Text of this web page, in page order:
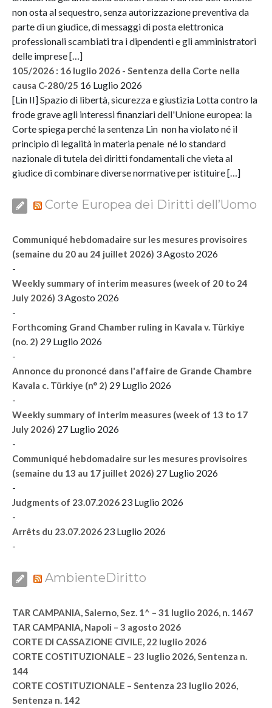
non osta al sequestro, senza autorizzazione preventiva da
parte di un giudice, di messaggi di posta elettronica
professionali scambiati tra i dipendenti e gli amministratori
delle imprese […]
105/2026 : 16 luglio 2026 - Sentenza della Corte nella
causa C-280/25 16 Luglio 2026
[Lin II] Spazio di libertà, sicurezza e giustizia Lotta contro la
frode grave agli interessi finanziari dell'Unione europea: la
Corte spiega perché la sentenza Lin non ha violato né il
principio di legalità in materia penale né lo standard
nazionale di tutela dei diritti fondamentali che vieta al
giudice di combinare diverse normative per istituire […]
Corte Europea dei Diritti dell’Uomo
Communiqué hebdomadaire sur les mesures provisoires
(semaine du 20 au 24 juillet 2026) 3 Agosto 2026
-
Weekly summary of interim measures (week of 20 to 24
July 2026) 3 Agosto 2026
-
Forthcoming Grand Chamber ruling in Kavala v. Türkiye
(no. 2) 29 Luglio 2026
-
Annonce du prononcé dans l'affaire de Grande Chambre
Kavala c. Türkiye (n° 2) 29 Luglio 2026
-
Weekly summary of interim measures (week of 13 to 17
July 2026) 27 Luglio 2026
-
Communiqué hebdomadaire sur les mesures provisoires
(semaine du 13 au 17 juillet 2026) 27 Luglio 2026
-
Judgments of 23.07.2026 23 Luglio 2026
-
Arrêts du 23.07.2026 23 Luglio 2026
-
AmbienteDiritto
TAR CAMPANIA, Salerno, Sez. 1^ – 31 luglio 2026, n. 1467
TAR CAMPANIA, Napoli – 3 agosto 2026
CORTE DI CASSAZIONE CIVILE, 22 luglio 2026
CORTE COSTITUZIONALE – 23 luglio 2026, Sentenza n.
144
CORTE COSTITUZIONALE – Sentenza 23 luglio 2026,
Sentenza n. 142